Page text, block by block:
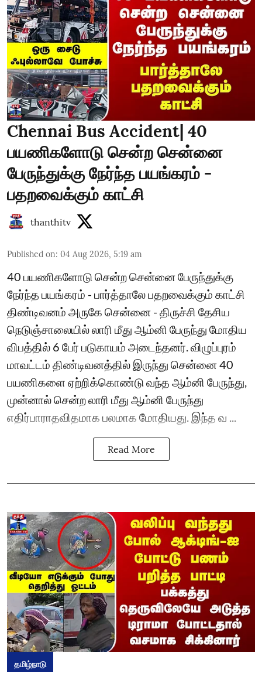
Chennai Bus Accident| 40
பயணிகளோடு சென்ற சென்னை
பேருந்துக்கு நேர்ந்த பயங்கரம் -
பதறவைக்கும் காட்சி
thanthitv
Published on: 04 Aug 2026, 5:19 am
40 பயணிகளோடு சென்ற சென்னை பேருந்துக்கு
நேர்ந்த பயங்கரம் - பார்த்தாலே பதறவைக்கும் காட்சி
திண்டிவனம் அருகே சென்னை - திருச்சி தேசிய
நெடுஞ்சாலையில் லாரி மீது ஆம்னி பேருந்து மோதிய
விபத்தில் 6 பேர் படுகாயம் அடைந்தனர். விழுப்புரம்
மாவட்டம் திண்டிவனத்தில் இருந்து சென்னை 40
பயணிகளை ஏற்றிக்கொண்டு வந்த ஆம்னி பேருந்து,
முன்னால் சென்ற லாரி மீது ஆம்னி பேருந்து
எதிர்பாராதவிதமாக பலமாக மோதியது. இந்த வ ...
Read More
தமிழ்நாடு